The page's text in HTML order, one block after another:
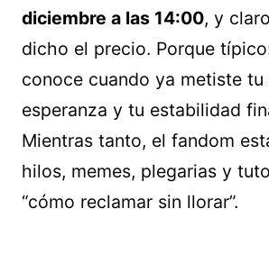
diciembre a las 14:00, y
dicho el precio. Porque
conoce cuando ya metiste tu
esperanza y tu estabilidad
Mientras tanto, el fandom
hilos, memes, plegarias y
“cómo reclamar sin llorar”.